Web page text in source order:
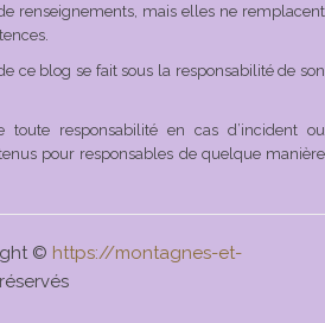
renseignements, mais elles ne remplacent
ce blog se fait sous la responsabilité de son
toute responsabilité en cas d’incident ou
pour responsables de quelque manière
© https://montagnes-et-